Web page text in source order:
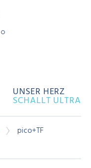
UNSER HERZ
SCHALLT ULTRA
pico+TF